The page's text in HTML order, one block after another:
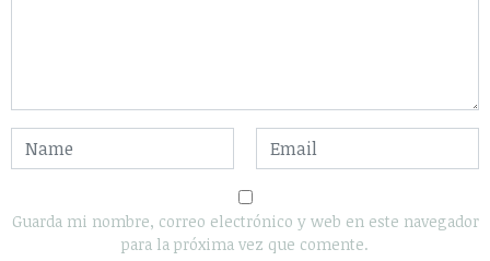
Guarda mi nombre, correo electrónico y web en este navegador
para la próxima vez que comente.